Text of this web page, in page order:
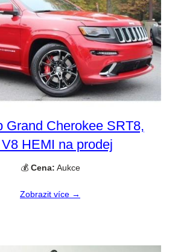
Grand Cherokee SRT8,
HEMI na prodej
💰 Cena: Aukce
Zobrazit více →